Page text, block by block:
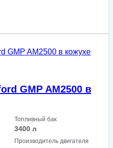
GMP AM2500 в
Топливный бак
3400 л
Производитель двигателя